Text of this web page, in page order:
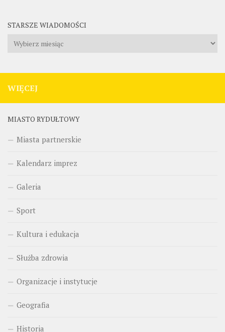
STARSZE WIADOMOŚCI
Starsze
WIĘCEJ
MIASTO RYDUŁTOWY
Miasta partnerskie
Kalendarz imprez
Galeria
Sport
Kultura i edukacja
Służba zdrowia
Organizacje i instytucje
Geografia
Historia